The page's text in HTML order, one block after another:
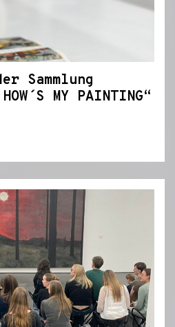
Sammlung
MY PAINTING“